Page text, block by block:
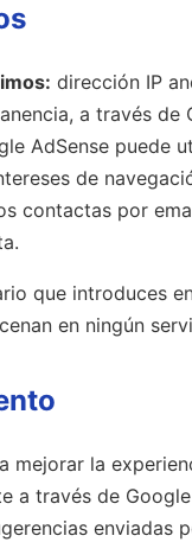
dirección IP
a través de
AdSense puede
de
contactas por
que introduces
en ningún
mejorar la
a través de Google
enviadas